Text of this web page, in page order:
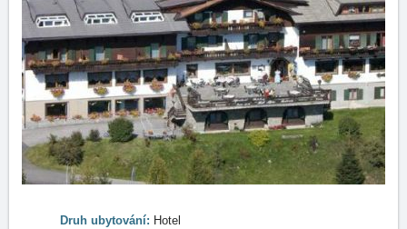
Druh ubytování: Hotel